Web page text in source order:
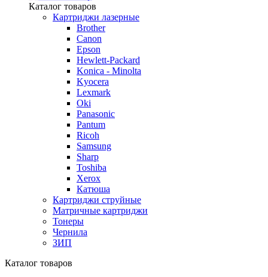
Каталог товаров
Картриджи лазерные
Brother
Canon
Epson
Hewlett-Packard
Konica - Minolta
Kyocera
Lexmark
Oki
Panasonic
Pantum
Ricoh
Samsung
Sharp
Toshiba
Xerox
Катюша
Картриджи струйные
Матричные картриджи
Тонеры
Чернила
ЗИП
Каталог товаров